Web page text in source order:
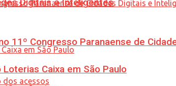
11º Congresso Paranaense de
Digitais e Inteligentes
Caixa em São Paulo